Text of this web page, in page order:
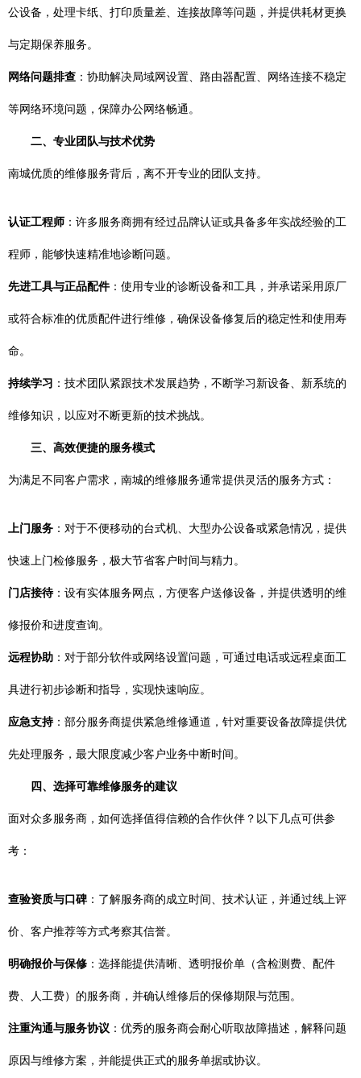
公设备，处理卡纸、打印质量差、连接故障等问题，并提供耗材更换
与定期保养服务。
网络问题排查 ：协助解决局域网设置、路由器配置、网络连接不稳定
等网络环境问题，保障办公网络畅通。
二、专业团队与技术优势
南城优质的维修服务背后，离不开专业的团队支持。
认证工程师 ：许多服务商拥有经过品牌认证或具备多年实战经验的工
程师，能够快速精准地诊断问题。
先进工具与正品配件：使用专业的诊断设备和工具，并承诺采用原厂
或符合标准的优质配件进行维修，确保设备修复后的稳定性和使用寿
命。
持续学习 ：技术团队紧跟技术发展趋势，不断学习新设备、新系统的
维修知识，以应对不断更新的技术挑战。
三、高效便捷的服务模式
为满足不同客户需求，南城的维修服务通常提供灵活的服务方式：
上门服务 ：对于不便移动的台式机、大型办公设备或紧急情况，提供
快速上门检修服务，极大节省客户时间与精力。
门店接待：设有实体服务网点，方便客户送修设备，并提供透明的维
修报价和进度查询。
远程协助 ：对于部分软件或网络设置问题，可通过电话或远程桌面工
具进行初步诊断和指导，实现快速响应。
应急支持：部分服务商提供紧急维修通道，针对重要设备故障提供优
先处理服务，最大限度减少客户业务中断时间。
四、选择可靠维修服务的建议
面对众多服务商，如何选择值得信赖的合作伙伴？以下几点可供参
考：
查验资质与口碑 ：了解服务商的成立时间、技术认证，并通过线上评
价、客户推荐等方式考察其信誉。
明确报价与保修 ：选择能提供清晰、透明报价单（含检测费、配件
费、人工费）的服务商，并确认维修后的保修期限与范围。
注重沟通与服务协议 ：优秀的服务商会耐心听取故障描述，解释问题
原因与维修方案，并能提供正式的服务单据或协议。